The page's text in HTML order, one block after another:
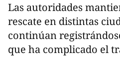
Las autoridades
rescate en distintas
continúan
que ha complicado el